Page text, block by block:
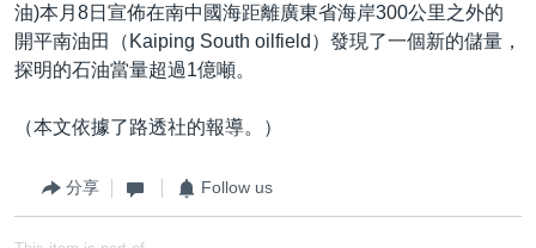
油)本月8日宣佈在南中國海距離廣東省海岸300公里之外的
開平南油田（Kaiping South oilfield）發現了一個新的儲量，
探明的石油當量超過1億噸。
（本文依據了路透社的報導。）
分享 Follow us